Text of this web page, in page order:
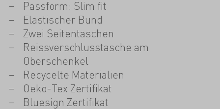
Passform: Slim fit
Elastischer Bund
Zwei Seitentaschen
Reissverschlusstasche am
Oberschenkel
Recycelte Materialien
Oeko-Tex Zertifikat
Bluesign Zertifikat